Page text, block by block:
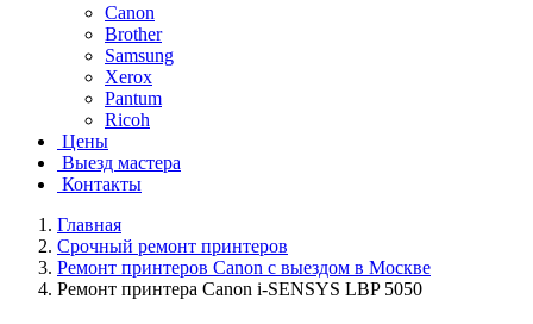
Canon
Brother
Samsung
Xerox
Pantum
Ricoh
Цены
Выезд мастера
Контакты
Главная
Срочный ремонт принтеров
Ремонт принтеров Canon с выездом в Москве
Ремонт принтера Canon i-SENSYS LBP 5050